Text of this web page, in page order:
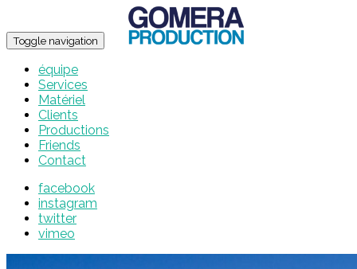
Toggle navigation
équipe
Services
Matériel
Clients
Productions
Friends
Contact
facebook
instagram
twitter
vimeo